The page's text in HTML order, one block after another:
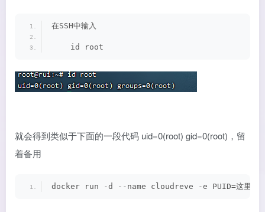
在SSH中输入
    id root
就会得到类似于下面的一段代码 uid=0(root) gid=0(root)，留
着备用
docker run -d --name cloudreve -e PUID=这里 -e